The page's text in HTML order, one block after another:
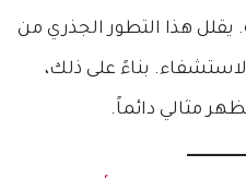
يقلل هذا التطور الجذري من
بناءً على ذلك،
مثالي دائماً.